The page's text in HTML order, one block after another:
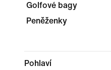
Golfové bagy
Peněženky
Pohlaví